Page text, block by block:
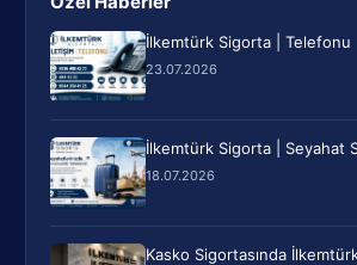
İlkemtürk Sigorta | Telefonu
23.07.2026
İlkemtürk Sigorta | Seyahat
18.07.2026
Kasko Sigortasında